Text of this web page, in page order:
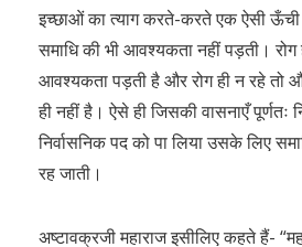
इच्छाओं का त्याग करते-करते एक ऐसी
समाधि की भी आवश्यकता नहीं पड़ती।
आवश्यकता पड़ती है और रोग ही न रहे तो
ही नहीं है। ऐसे ही जिसकी वासनाएँ पूर्णतः
निर्वासनिक पद को पा लिया उसके लिए
रह जाती।
अष्टावक्रजी महाराज इसीलिए कहते हैं-